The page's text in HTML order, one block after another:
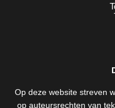
Op deze website streven
op auteursrechten van